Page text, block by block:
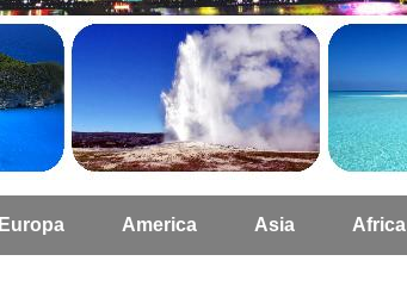
Europa America Asia Africa